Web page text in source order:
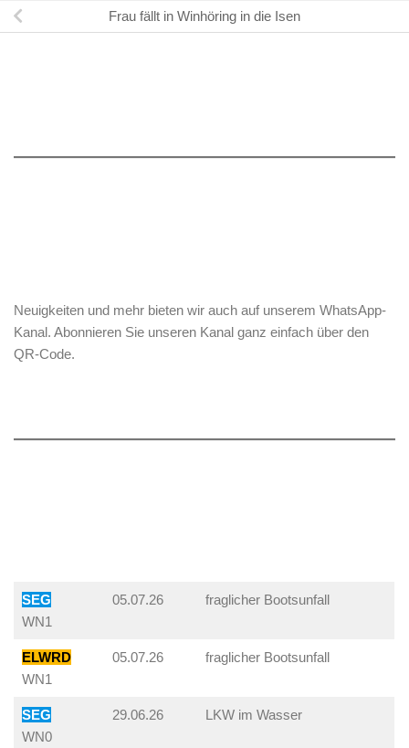
Frau fällt in Winhöring in die Isen
Neuigkeiten und mehr bieten wir auch auf unserem WhatsApp-
Kanal. Abonnieren Sie unseren Kanal ganz einfach über den
QR-Code.
SEG
WN1
05.07.26 fraglicher Bootsunfall
ELWRD
WN1
05.07.26 fraglicher Bootsunfall
SEG
WN0
29.06.26 LKW im Wasser